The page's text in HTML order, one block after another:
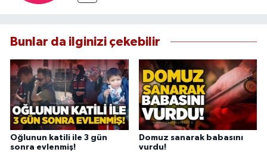
Bunlar da ilginizi çekebilir
Oğlunun katili ile 3 gün
sonra evlenmiş!
Domuz sanarak babasını
vurdu!